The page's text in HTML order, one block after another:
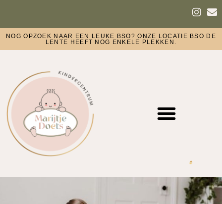
NOG OPZOEK NAAR EEN LEUKE BSO? ONZE LOCATIE BSO DE
LENTE HEEFT NOG ENKELE PLEKKEN.